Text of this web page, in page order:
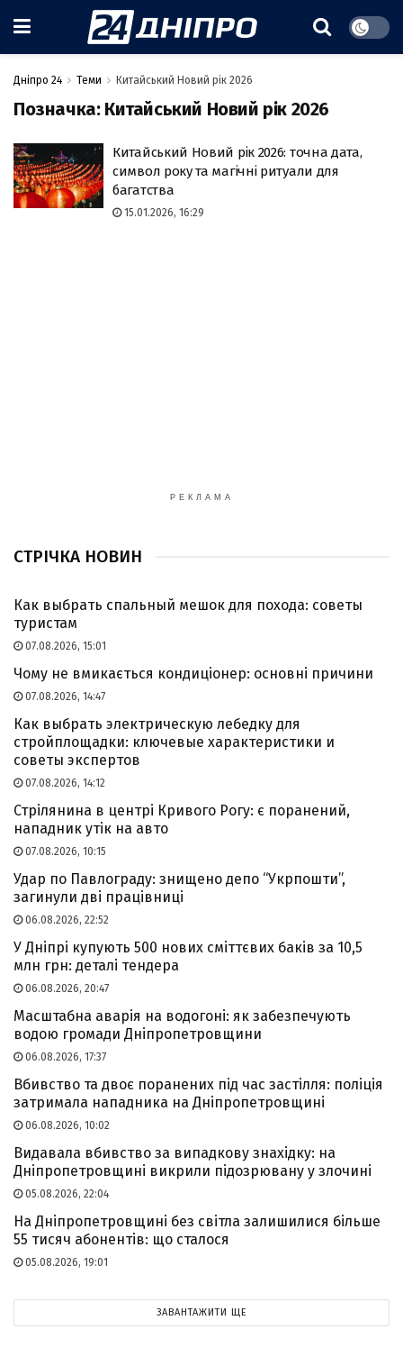
Дніпро 24 Теми Китайський Новий рік 2026
Позначка: Китайський Новий рік 2026
Китайський Новий рік 2026: точна дата,
символ року та магічні ритуали для
багатства
15.01.2026, 16:29
РЕКЛАМА
СТРІЧКА НОВИН
Как выбрать спальный мешок для похода: советы
туристам
07.08.2026, 15:01
Чому не вмикається кондиціонер: основні причини
07.08.2026, 14:47
Как выбрать электрическую лебедку для
стройплощадки: ключевые характеристики и
советы экспертов
07.08.2026, 14:12
Стрілянина в центрі Кривого Рогу: є поранений,
нападник утік на авто
07.08.2026, 10:15
Удар по Павлограду: знищено депо “Укрпошти”,
загинули дві працівниці
06.08.2026, 22:52
У Дніпрі купують 500 нових сміттєвих баків за 10,5
млн грн: деталі тендера
06.08.2026, 20:47
Масштабна аварія на водогоні: як забезпечують
водою громади Дніпропетровщини
06.08.2026, 17:37
Вбивство та двоє поранених під час застілля: поліція
затримала нападника на Дніпропетровщині
06.08.2026, 10:02
Видавала вбивство за випадкову знахідку: на
Дніпропетровщині викрили підозрювану у злочині
05.08.2026, 22:04
На Дніпропетровщині без світла залишилися більше
55 тисяч абонентів: що сталося
05.08.2026, 19:01
ЗАВАНТАЖИТИ ЩЕ